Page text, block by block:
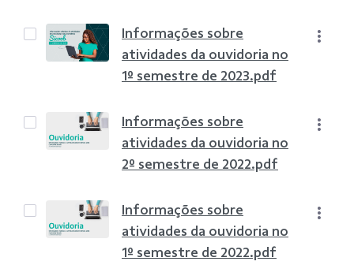
Informações sobre
atividades da ouvidoria no
1º semestre de 2023.pdf
Informações sobre
atividades da ouvidoria no
2º semestre de 2022.pdf
Informações sobre
atividades da ouvidoria no
1º semestre de 2022.pdf